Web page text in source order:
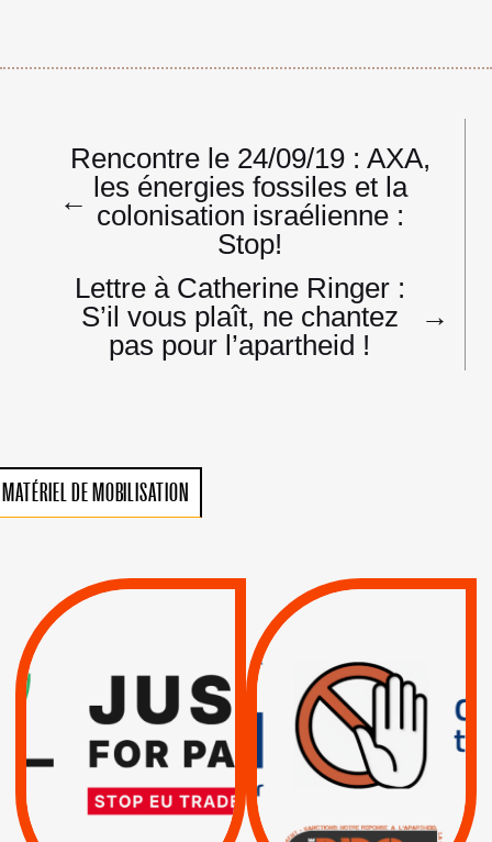
Navigation
de
l’article
←
Rencontre le 24/09/19 : AXA,
les énergies fossiles et la
colonisation israélienne :
Stop!
Lettre à Catherine Ringer :
S’il vous plaît, ne chantez
pas pour l’apartheid !
→
MATÉRIEL DE MOBILISATION
VIOLATIONS DES
SUSPENSION
TOTALE DE
L’ACCORD
D’ASSOCIATION UE-
ISRAËL
RESPECT DU DROIT
INTERNATIONAL ?
TRUMP, MACRON :
MÊME COMBAT
| Actus |
| Boycott militaire |